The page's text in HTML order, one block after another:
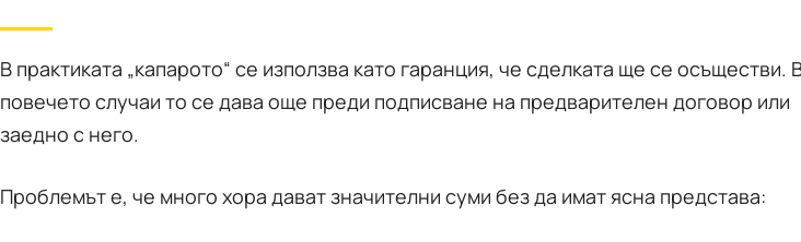
В практиката „капарото“ се използва като гаранция, че сделката ще се осъществи.
повечето случаи то се дава още преди подписване на предварителен договор или
заедно с него.
Проблемът е, че много хора дават значителни суми без да имат ясна представа: